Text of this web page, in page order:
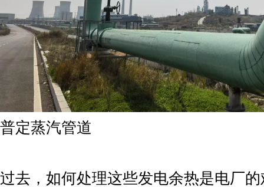
普定蒸汽管道
过去，如何处理这些发电余热是电厂